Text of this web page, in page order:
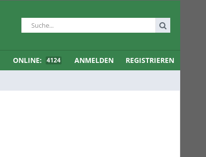
ONLINE: 4124 ANMELDEN REGISTRIEREN